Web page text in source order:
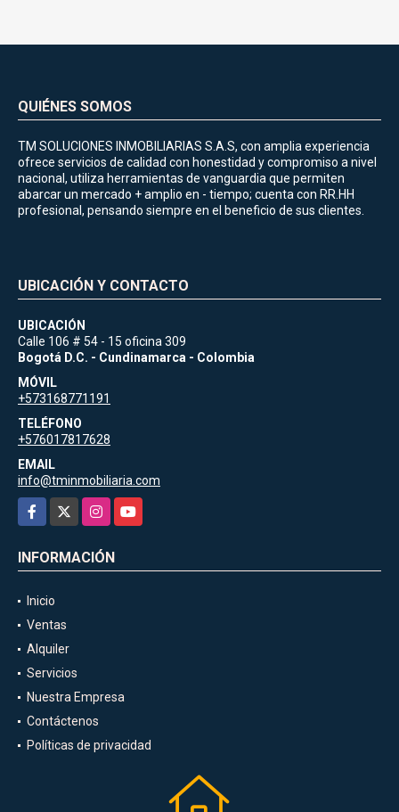
QUIÉNES SOMOS
TM SOLUCIONES INMOBILIARIAS S.A.S, con amplia experiencia
ofrece servicios de calidad con honestidad y compromiso a nivel
nacional, utiliza herramientas de vanguardia que permiten
abarcar un mercado + amplio en - tiempo; cuenta con RR.HH
profesional, pensando siempre en el beneficio de sus clientes.
UBICACIÓN Y CONTACTO
UBICACIÓN
Calle 106 # 54 - 15 oficina 309
Bogotá D.C. - Cundinamarca - Colombia
MÓVIL
+573168771191
TELÉFONO
+576017817628
EMAIL
info@tminmobiliaria.com
Facebook
InstagramYouTube
INFORMACIÓN
Inicio
Ventas
Alquiler
Servicios
Nuestra Empresa
Contáctenos
Políticas de privacidad